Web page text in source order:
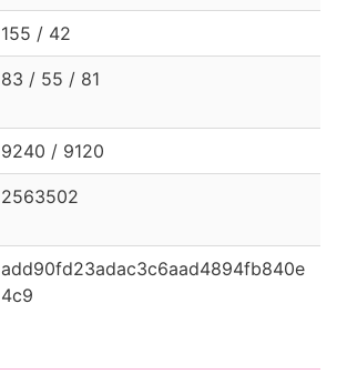
155 / 42
83 / 55 / 81
9240 / 9120
2563502
add90fd23adac3c6aad4894fb840e
4c9